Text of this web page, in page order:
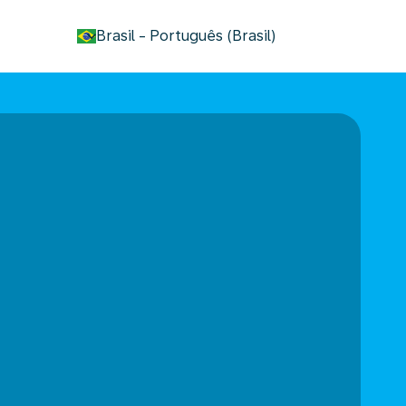
Brasil - Português (Brasil)
keyboard_arrow_down